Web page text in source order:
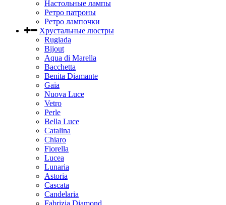
Настольные лампы
Ретро патроны
Ретро лампочки
Хрустальные люстры
Rugiada
Bijout
Aqua di Marella
Bacchetta
Benita Diamante
Gaia
Nuova Luce
Vetro
Perle
Bella Luce
Сatalina
Chiaro
Fiorella
Lucea
Lunaria
Astoria
Cascata
Candelaria